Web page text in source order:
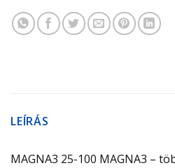
LEÍRÁS
MAGNA3 25-100 MAGNA3 –